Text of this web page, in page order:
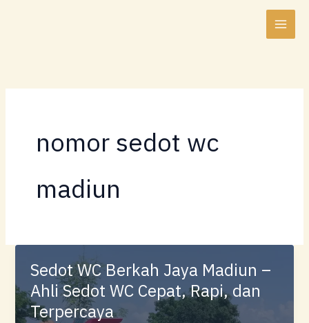
nomor sedot wc
madiun
Sedot WC Berkah Jaya Madiun –
Ahli Sedot WC Cepat, Rapi, dan
Terpercaya